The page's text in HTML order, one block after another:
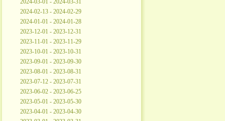
2024-03-01 - 2024-03-31
2024-02-13 - 2024-02-29
2024-01-01 - 2024-01-28
2023-12-01 - 2023-12-31
2023-11-01 - 2023-11-29
2023-10-01 - 2023-10-31
2023-09-01 - 2023-09-30
2023-08-01 - 2023-08-31
2023-07-12 - 2023-07-31
2023-06-02 - 2023-06-25
2023-05-01 - 2023-05-30
2023-04-01 - 2023-04-30